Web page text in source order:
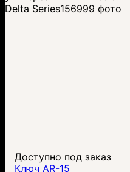
Доступно под заказ
Ключ AR-15